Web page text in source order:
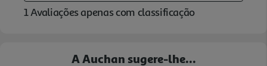
A Auchan sugere-lhe...